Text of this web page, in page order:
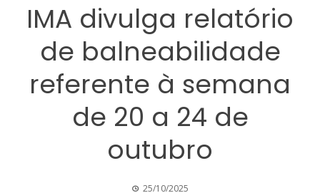
IMA divulga relatório
de balneabilidade
referente à semana
de 20 a 24 de
outubro
25/10/2025